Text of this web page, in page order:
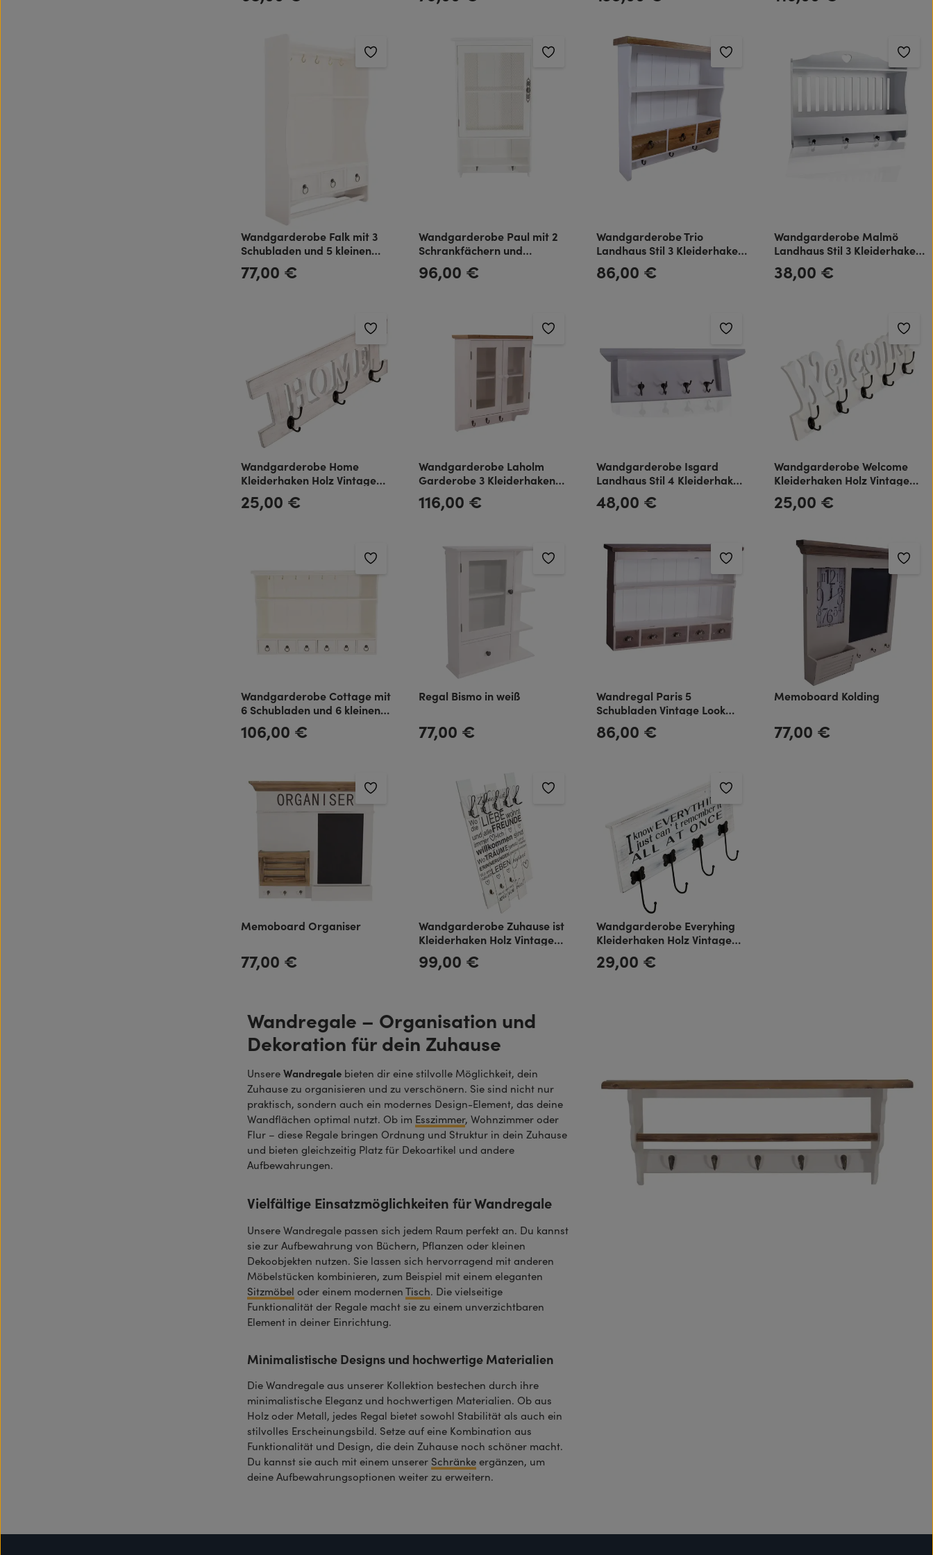
Wandgarderobe Falk mit 3
Schubladen und 5 kleinen
Haken im Landhaus Stil
Regulärer Preis:
77,00 €
Wandgarderobe Paul mit 2
Schrankfächern und
Drahtgittertür 1-Ablagefach
und 2 Handtuchhaken im La
Regulärer Preis:
96,00 €
Wandgarderobe Trio
Landhaus Stil 3 Kleiderhaken
Holz Vintage Look weiß
Regulärer Preis:
86,00 €
Wandgarderobe Malmö
Landhaus Stil 3 Kleiderhaken
Holz Vintage Look weiß
Regulärer Preis:
38,00 €
Wandgarderobe Home
Kleiderhaken Holz Vintage
Look
Regulärer Preis:
25,00 €
Wandgarderobe Laholm
Garderobe 3 Kleiderhaken
Landhaus Stil Vintage Look
weiß
Regulärer Preis:
116,00 €
Wandgarderobe Isgard
Landhaus Stil 4 Kleiderhaken
Holz Vintage Look weiß
Regulärer Preis:
48,00 €
Wandgarderobe Welcome
Kleiderhaken Holz Vintage
Look
Regulärer Preis:
25,00 €
Wandgarderobe Cottage mit
6 Schubladen und 6 kleinen
Haken im Landhaus Stil
Regulärer Preis:
106,00 €
Regal Bismo in weiß
Regulärer Preis:
77,00 €
Wandregal Paris 5
Schubladen Vintage Look
creme weiß
Regulärer Preis:
86,00 €
Memoboard Kolding
Regulärer Preis:
77,00 €
Memoboard Organiser
Regulärer Preis:
77,00 €
Wandgarderobe Zuhause ist
Kleiderhaken Holz Vintage
Look
Regulärer Preis:
99,00 €
Wandgarderobe Everyhing
Kleiderhaken Holz Vintage
Look
Regulärer Preis:
29,00 €
Wandregale – Organisation und
Dekoration für dein Zuhause
Unsere Wandregale bieten dir eine stilvolle Möglichkeit, dein
Zuhause zu organisieren und zu verschönern. Sie sind nicht nur
praktisch, sondern auch ein modernes Design-Element, das deine
Wandflächen optimal nutzt. Ob im Esszimmer, Wohnzimmer oder
Flur – diese Regale bringen Ordnung und Struktur in dein Zuhause
und bieten gleichzeitig Platz für Dekoartikel und andere
Aufbewahrungen.
Vielfältige Einsatzmöglichkeiten für Wandregale
Unsere Wandregale passen sich jedem Raum perfekt an. Du kannst
sie zur Aufbewahrung von Büchern, Pflanzen oder kleinen
Dekoobjekten nutzen. Sie lassen sich hervorragend mit anderen
Möbelstücken kombinieren, zum Beispiel mit einem eleganten
Sitzmöbel oder einem modernen Tisch. Die vielseitige
Funktionalität der Regale macht sie zu einem unverzichtbaren
Element in deiner Einrichtung.
Minimalistische Designs und hochwertige Materialien
Die Wandregale aus unserer Kollektion bestechen durch ihre
minimalistische Eleganz und hochwertigen Materialien. Ob aus
Holz oder Metall, jedes Regal bietet sowohl Stabilität als auch ein
stilvolles Erscheinungsbild. Setze auf eine Kombination aus
Funktionalität und Design, die dein Zuhause noch schöner macht.
Du kannst sie auch mit einem unserer Schränke ergänzen, um
deine Aufbewahrungsoptionen weiter zu erweitern.